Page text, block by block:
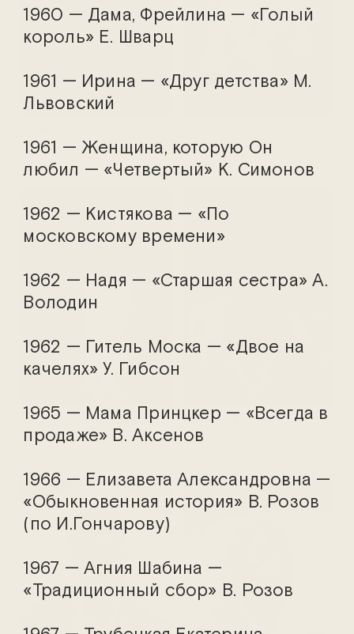
Сергей Гирин
Андрей Вешкурцев
1960 — Дама, Фрейлина — «Голый
король» Е. Шварц
1961 — Ирина — «Друг детства» М.
Львовский
1961 — Женщина, которую Он
любил — «Четвертый» К. Симонов
1962 — Кистякова — «По
московскому времени»
1962 — Надя — «Старшая сестра» А.
Володин
1962 — Гитель Моска — «Двое на
качелях» У. Гибсон
1965 — Мама Принцкер — «Всегда в
продаже» В. Аксенов
1966 — Елизавета Александровна —
«Обыкновенная история» В. Розов
(по И.Гончарову)
1967 — Агния Шабина —
«Традиционный сбор» В. Розов